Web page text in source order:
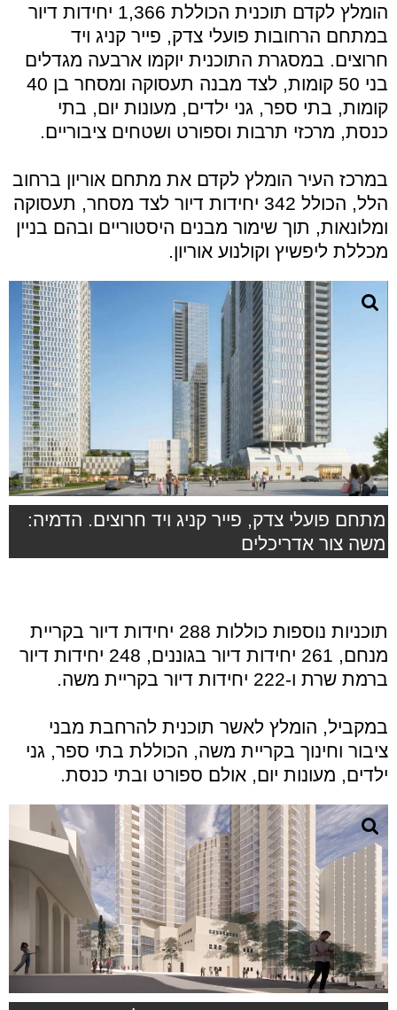
הומלץ לקדם תוכנית הכוללת 1,366 יחידות דיור
במתחם הרחובות פועלי צדק, פייר קניג ויד
חרוצים. במסגרת התוכנית יוקמו ארבעה מגדלים
בני 50 קומות, לצד מבנה תעסוקה ומסחר בן 40
קומות, בתי ספר, גני ילדים, מעונות יום, בתי
כנסת, מרכזי תרבות וספורט ושטחים ציבוריים.
במרכז העיר הומלץ לקדם את מתחם אוריון ברחוב
הלל, הכולל 342 יחידות דיור לצד מסחר, תעסוקה
ומלונאות, תוך שימור מבנים היסטוריים ובהם בניין
מכללת ליפשיץ וקולנוע אוריון.
מתחם פועלי צדק, פייר קניג ויד חרוצים. הדמיה:
משה צור אדריכלים
תוכניות נוספות כוללות 288 יחידות דיור בקריית
מנחם, 261 יחידות דיור בגוננים, 248 יחידות דיור
ברמת שרת ו-222 יחידות דיור בקריית משה.
במקביל, הומלץ לאשר תוכנית להרחבת מבני
ציבור וחינוך בקריית משה, הכוללת בתי ספר, גני
ילדים, מעונות יום, אולם ספורט ובתי כנסת.